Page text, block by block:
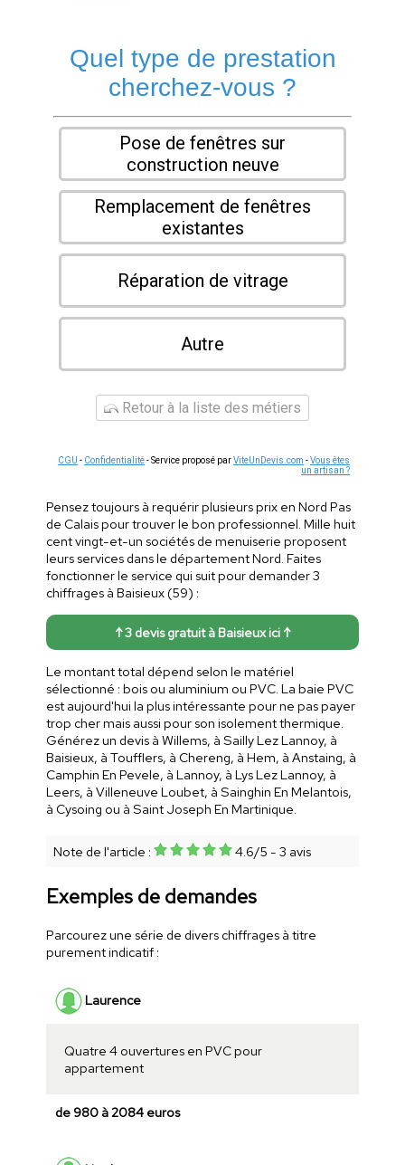
Quel type de prestation
cherchez-vous ?
Pose de fenêtres sur
construction neuve
Remplacement de fenêtres
existantes
Réparation de vitrage
Autre
Retour à la liste des métiers
CGU - Confidentialité- Service proposé parViteUnDevis.com -Vous êtes
un artisan ?
Pensez toujours à requérir plusieurs prix en Nord Pas
de Calais pour trouver le bon professionnel. Mille huit
cent vingt-et-un sociétés de menuiserie proposent
leurs services dans le département Nord. Faites
fonctionner le service qui suit pour demander 3
chiffrages à Baisieux (59) :
↑ 3 devis gratuit à Baisieux ici ↑
Le montant total dépend selon le matériel
sélectionné : bois ou aluminium ou PVC. La baie PVC
est aujourd'hui la plus intéressante pour ne pas payer
trop cher mais aussi pour son isolement thermique.
Générez un devis à Willems, à Sailly Lez Lannoy, à
Baisieux, à Toufflers, à Chereng, à Hem, à Anstaing, à
Camphin En Pevele, à Lannoy, à Lys Lez Lannoy, à
Leers, à Villeneuve Loubet, à Sainghin En Melantois,
à Cysoing ou à Saint Joseph En Martinique.
Note de l'article : 4.6/5 - 3 avis
Exemples de demandes
Parcourez une série de divers chiffrages à titre
purement indicatif :
Laurence
Quatre 4 ouvertures en PVC pour
appartement
de 980 à 2084 euros